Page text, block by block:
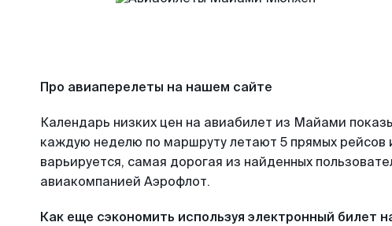
Про авиаперелеты на нашем сайте
Календарь низких цен на авиабилет из Майами
каждую неделю по маршруту летают 5 прямых рейсов
варьируется, самая дорогая из найденных
авиакомпанией Аэрофлот.
Как еще сэкономить используя электронный билет